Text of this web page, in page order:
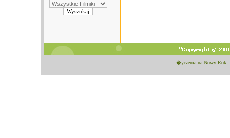
�yczenia na Nowy Rok